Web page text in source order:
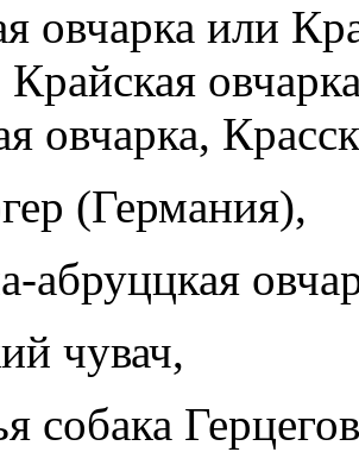
овчарка или
Крайская
овчарка,
(Германия),
абруццкая
чувач,
собака